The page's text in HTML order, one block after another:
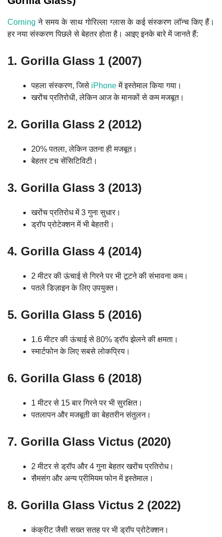
Corning ने समय के साथ गोरिल्ला ग्लास के कई संस्करण लॉन्च किए हैं।
हर नया संस्करण पिछले से बेहतर होता है। आइए इनके बारे में जानते हैं:
1. Gorilla Glass 1 (2007)
पहला संस्करण, जिसे iPhoneमें इस्तेमाल किया गया।
खरोंच प्रतिरोधी, लेकिन आज के मानकों से कम मजबूत।
2. Gorilla Glass 2 (2012)
20% पतला, लेकिन उतना ही मजबूत।
बेहतर टच सेंसिटिविटी।
3. Gorilla Glass 3 (2013)
खरोंच प्रतिरोध में 3 गुना सुधार।
ड्रॉप प्रोटेक्शन में भी बेहतरी।
4. Gorilla Glass 4 (2014)
2 मीटर की ऊंचाई से गिरने पर भी टूटने की संभावना कम।
पतले डिज़ाइन के लिए उपयुक्त।
5. Gorilla Glass 5 (2016)
1.6 मीटर की ऊंचाई से 80% ड्रॉप झेलने की क्षमता।
स्मार्टफोन के लिए सबसे लोकप्रिय।
6. Gorilla Glass 6 (2018)
1 मीटर से 15 बार गिरने पर भी सुरक्षित।
पतलापन और मजबूती का बेहतरीन संतुलन।
7. Gorilla Glass Victus (2020)
2 मीटर से ड्रॉप और 4 गुना बेहतर खरोंच प्रतिरोध।
सैमसंग और अन्य प्रीमियम फोन में इस्तेमाल।
8. Gorilla Glass Victus 2 (2022)
कंक्रीट जैसी सख्त सतह पर भी ड्रॉप प्रोटेक्शन।